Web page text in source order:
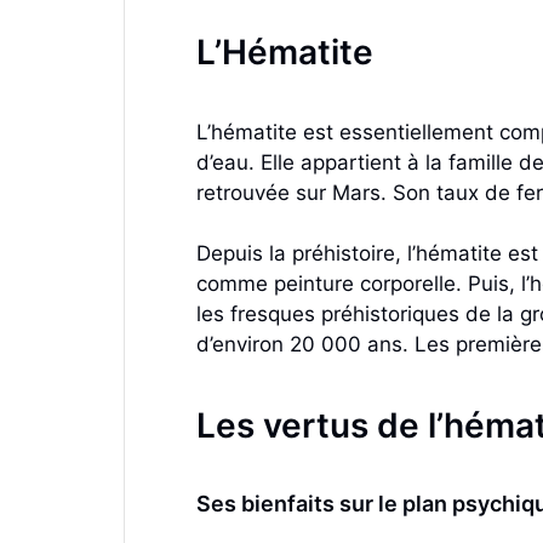
L’Hématite
L’hématite est essentiellement
d’eau. Elle appartient à la famille
retrouvée sur Mars. Son taux de
Depuis la préhistoire, l’hématite
comme peinture corporelle. Puis,
les fresques préhistoriques de la
d’environ 20 000 ans. Les
Les vertus de
Ses bienfaits sur le plan